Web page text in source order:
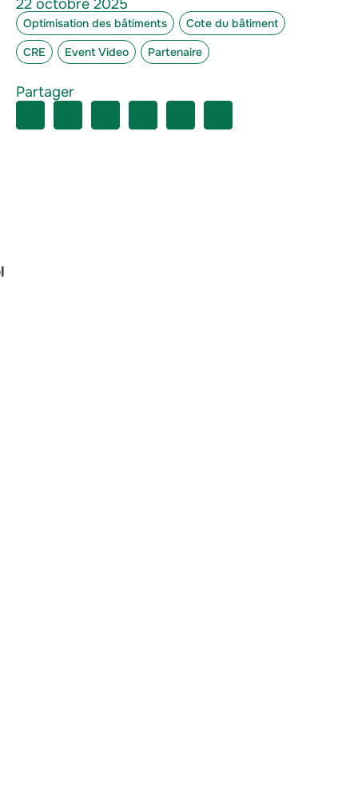
22 octobre 2025
Optimisation des bâtiments
Cote du bâtiment
CRE
Event Video Partenaire
Partager